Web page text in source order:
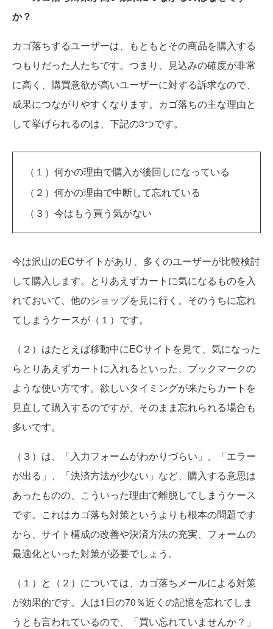
か？
カゴ落ちするユーザーは、もともとその商品を購入する
つもりだった人たちです。つまり、見込みの確度が非常
に高く、購買意欲が高いユーザーに対する訴求なので、
成果につながりやすくなります。カゴ落ちの主な理由と
して挙げられるのは、下記の3つです。
（１）何かの理由で購入が後回しになっている
（２）何かの理由で中断して忘れている
（３）今はもう買う気がない
今は沢山のECサイトがあり、多くのユーザーが比較検討
して購入します。とりあえずカートに気になるものを入
れておいて、他のショップを見に行く。そのうちに忘れ
てしまうケースが（１）です。
（２）はたとえば移動中にECサイトを見て、気になった
らとりあえずカートに入れるといった、ブックマークの
ような使い方です。欲しいタイミングが来たらカートを
見直して購入するのですが、そのまま忘れられる場合も
多いです。
（３）は、「入力フォームがわかりづらい」、「エラー
が出る」、「決済方法が少ない」など、購入する意思は
あったものの、こういった理由で離脱してしまうケース
です。これはカゴ落ち対策というよりも根本の問題です
から、サイト構成の改善や決済方法の充実、フォームの
最適化といった対策が必要でしょう。
（１）と（２）については、カゴ落ちメールによる対策
が効果的です。人は1日の70％近くの記憶を忘れてしま
うとも言われているので、「買い忘れていませんか？」